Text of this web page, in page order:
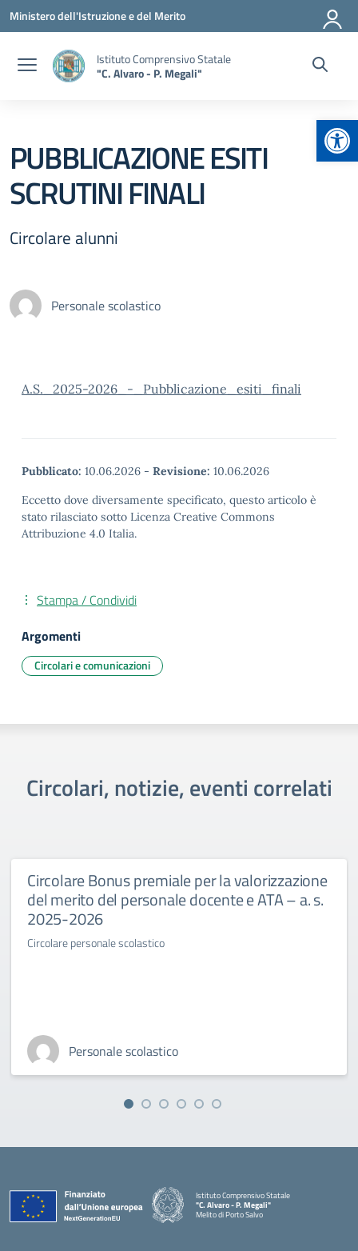
Vai ai contenuti
Vai al menu di navigazione
Vai al footer
Ministero dell'Istruzione e del Merito
Istituto Comprensivo Statale
"C. Alvaro - P. Megali"
PUBBLICAZIONE ESITI
SCRUTINI FINALI
Circolare alunni
Personale scolastico
A.S._2025-2026_-_Pubblicazione_esiti_finali
Pubblicato: 10.06.2026 - Revisione: 10.06.2026
Eccetto dove diversamente specificato, questo articolo è
stato rilasciato sotto Licenza Creative Commons
Attribuzione 4.0 Italia.
Stampa / Condividi
Argomenti
Circolari e comunicazioni
Circolari, notizie, eventi correlati
Circolare Bonus premiale per la valorizzazione
del merito del personale docente e ATA – a. s.
2025-2026
Circolare personale scolastico
Personale scolastico
Istituto Comprensivo Statale
"C. Alvaro - P. Megali"
Melito di Porto Salvo